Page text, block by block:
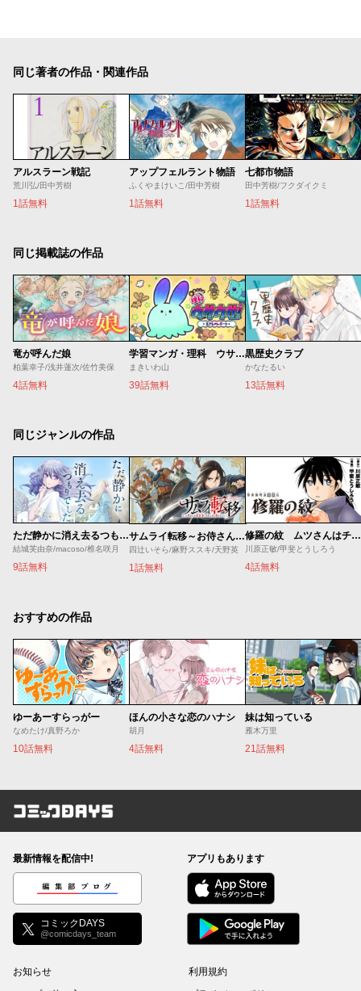
同じ著者の作品・関連作品
アルスラーン戦記
荒川弘/田中芳樹
1話無料
アップフェルラント物語
ふくやまけいこ/田中芳樹
1話無料
七都市物語
田中芳樹/フクダイクミ
1話無料
同じ掲載誌の作品
竜が呼んだ娘
柏葉幸子/浅井蓮次/佐竹美保
4話無料
学習マンガ・理科 ウサウサ！
まきいわ山
39話無料
黒歴史クラブ
かなたるい
13話無料
同じジャンルの作品
ただ静かに消え去るつもりでした
結城芙由奈/macoso/椎名咲月
9話無料
サムライ転移～お侍さんは異世界でもあんまり変わらない～
四辻いそら/麻野ススキ/天野英
1話無料
修羅の紋 ムツさんはチョー強い？！
川原正敏/甲斐とうしろう
4話無料
おすすめの作品
ゆーあーすらっがー
なめたけ/真野ろか
10話無料
ほんの小さな恋のハナシ
胡月
4話無料
妹は知っている
雁木万里
21話無料
コミックDAYS
最新情報を配信中!
編集部ブログ
コミックDAYS
@comicdays_team
アプリもあります
お知らせ
利用規約